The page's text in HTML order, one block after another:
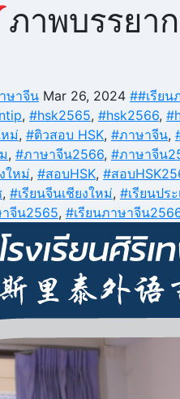
พบรรยา
ษาจีน Mar 26, 2024 ##เรียน
, #hsk2565, #hsk2566,
หม่, #ติวสอบ HSK, #ภาษาจีน,
, #ภาษาจีน2566, #ภาษาจีน
ใหม่, #สอบHSK, #สอบ
, #เรียนจีนเชียงใหม่, #เรียนปร
จีน2565, #เรียนภาษาจีน